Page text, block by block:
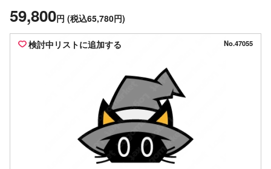
59,800円 (税込65,780円)
検討中リストに追加する No.47055